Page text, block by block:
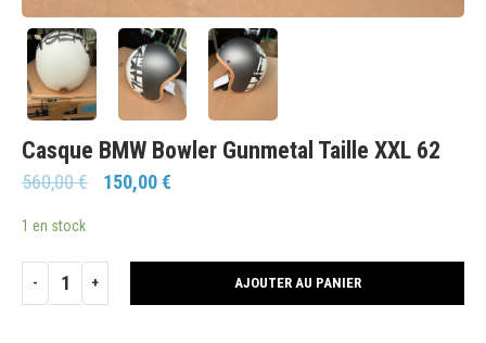
Casque BMW Bowler Gunmetal Taille XXL 62
560,00€ 150,00€
1 en stock
AJOUTER AU PANIER